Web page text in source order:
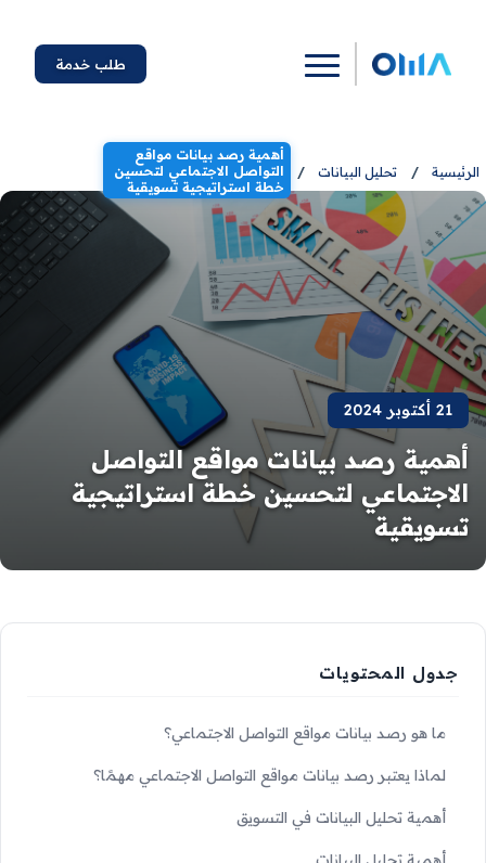
طلب خدمة
الرئيسية / تحليل البيانات /
أهمية رصد بيانات مواقع
التواصل الاجتماعي لتحسين
خطة استراتيجية تسويقية
21 أكتوبر 2024
أهمية رصد بيانات مواقع التواصل
الاجتماعي لتحسين خطة استراتيجية
تسويقية
جدول المحتويات
ما هو رصد بيانات مواقع التواصل الاجتماعي؟
لماذا يعتبر رصد بيانات مواقع التواصل الاجتماعي مهمًا؟
أهمية تحليل البيانات في التسويق